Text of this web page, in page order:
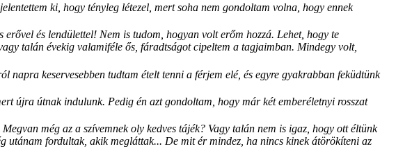
ki, hogy tényleg létezel, mert soha nem gondoltam volna, hogy ennek
és lendülettel! Nem is tudom, hogyan volt erőm hozzá. Lehet, hogy te
talán évekig valamiféle ős, fáradtságot cipeltem a tagjaimban. Mindegy volt,
napra keservesebben tudtam ételt tenni a férjem elé, és egyre gyakrabban feküdtünk
újra útnak indulunk. Pedig én azt gondoltam, hogy már két emberéletnyi rosszat
még az a szívemnek oly kedves tájék? Vagy talán nem is igaz, hogy ott éltünk
utánam fordultak, akik megláttak... De mit ér mindez, ha nincs kinek átörökíteni az